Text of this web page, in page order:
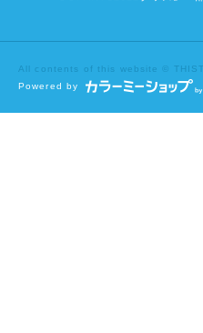
All contents of this website ©
Powered by